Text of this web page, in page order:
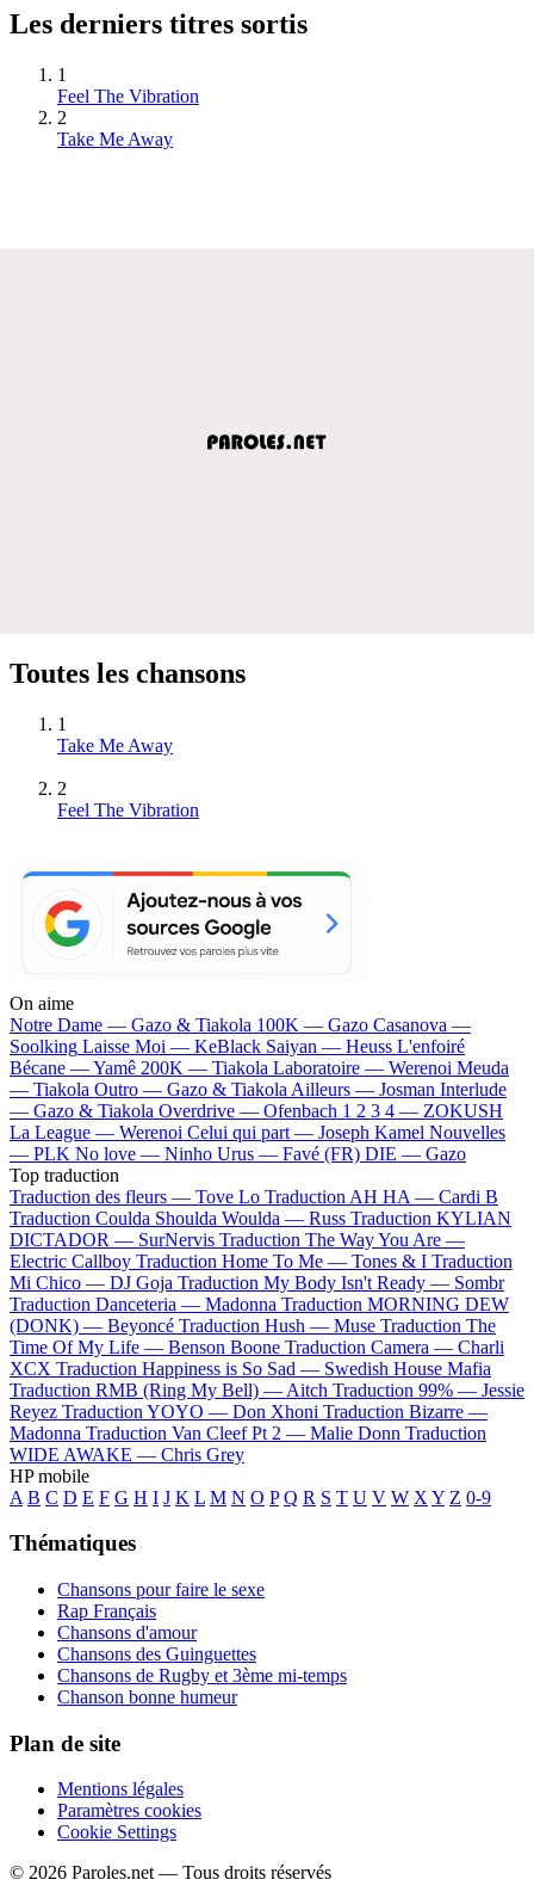
Les derniers titres sortis
1
Feel The Vibration
2
Take Me Away
Toutes les chansons
1
Take Me Away
2
Feel The Vibration
On aime
Notre Dame — Gazo & Tiakola 100K — Gazo Casanova —
Soolking Laisse Moi — KeBlack Saiyan — Heuss L'enfoiré
Bécane —Yamê 200K — Tiakola Laboratoire — Werenoi Meuda
— Tiakola Outro — Gazo & Tiakola Ailleurs — Josman Interlude
— Gazo & Tiakola Overdrive — Ofenbach 1 2 3 4 — ZOKUSH
La League — Werenoi Celui qui part — Joseph Kamel Nouvelles
— PLK No love — Ninho Urus — Favé (FR) DIE — Gazo
Top traduction
Traduction des fleurs — Tove Lo Traduction AH HA — Cardi B
Traduction Coulda Shoulda Woulda — Russ Traduction KYLIAN
DICTADOR — SurNervis Traduction The Way You Are —
Electric Callboy Traduction Home To Me — Tones & I Traduction
Mi Chico — DJ Goja Traduction My Body Isn't Ready — Sombr
Traduction Danceteria — Madonna Traduction MORNING DEW
(DONK) — Beyoncé Traduction Hush — Muse Traduction The
Time Of My Life — Benson Boone Traduction Camera — Charli
XCX Traduction Happiness is So Sad — Swedish House Mafia
Traduction RMB (Ring My Bell) — Aitch Traduction 99% — Jessie
Reyez Traduction YOYO — Don Xhoni Traduction Bizarre —
Madonna Traduction Van Cleef Pt 2 — Malie Donn Traduction
WIDE AWAKE — Chris Grey
HP mobile
A B C D E F G H I J K L M N O P Q R S T U V W X Y Z 0-9
Thématiques
Chansons pour faire le sexe
Rap Français
Chansons d'amour
Chansons des Guinguettes
Chansons de Rugby et 3ème mi-temps
Chanson bonne humeur
Plan de site
Mentions légales
Paramètres cookies
Cookie Settings
© 2026 Paroles.net — Tous droits réservés